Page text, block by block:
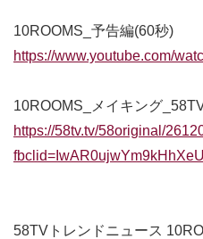
10ROOMS_予告編(60秒)
https://www.youtube.com/
10ROOMS_メイキング
https://58tv.tv/58original/
58TVトレンドニュース